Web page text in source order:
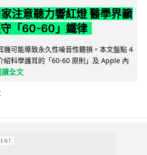
注意聽力響紅燈 醫學界籲
「60-60」鐵律
機可能導致永久性噪音性聽損。本文盤點 4
紹科學護耳的「60-60 原則」及 Apple 內
讀全文